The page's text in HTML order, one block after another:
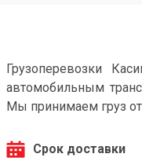
Грузоперевозки
автомобильным
Мы принимаем груз
Срок доставки